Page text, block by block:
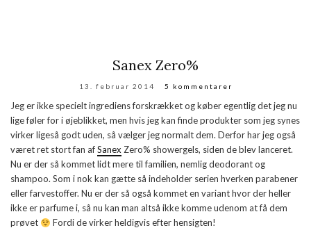
Sanex Zero%
13. februar 2014 5 kommentarer
Jeg er ikke specielt ingrediens forskrækket og køber egentlig det jeg nu
lige føler for i øjeblikket, men hvis jeg kan finde produkter som jeg synes
virker ligeså godt uden, så vælger jeg normalt dem. Derfor har jeg også
været ret stort fan afSanexZero% showergels, siden de blev lanceret.
Nu er der så kommet lidt mere til familien, nemlig deodorant og
shampoo. Som i nok kan gætte så indeholder serien hverken parabener
eller farvestoffer. Nu er der så også kommet en variant hvor der heller
ikke er parfume i, så nu kan man altså ikke komme udenom at få dem
prøvet
Fordi de virker heldigvis efter hensigten!